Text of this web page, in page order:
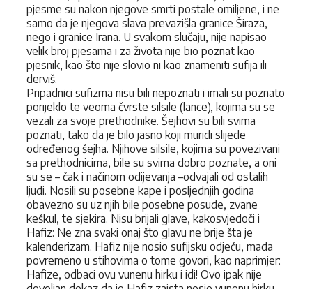
pjesme su nakon njegove smrti postale omiljene, i ne
samo da je njegova slava prevazišla granice Širaza,
nego i granice Irana. U svakom slučaju, nije napisao
velik broj pjesama i za života nije bio poznat kao
pjesnik, kao što nije slovio ni kao znameniti sufija ili
derviš.
Pripadnici sufizma nisu bili nepoznati i imali su poznato
porijeklo te veoma čvrste silsile (lance), kojima su se
vezali za svoje prethodnike. Šejhovi su bili svima
poznati, tako da je bilo jasno koji muridi slijede
određenog šejha. Njihove silsile, kojima su povezivani
sa prethodnicima, bile su svima dobro poznate, a oni
su se – čak i načinom odijevanja –odvajali od ostalih
ljudi. Nosili su posebne kape i posljednjih godina
obavezno su uz njih bile posebne posude, zvane
keškul, te sjekira. Nisu brijali glave, kakosvjedoči i
Hafiz: Ne zna svaki onaj što glavu ne brije šta je
kalenderizam. Hafiz nije nosio sufijsku odjeću, mada
povremeno u stihovima o tome govori, kao naprimjer:
Hafize, odbaci ovu vunenu hirku i idi! Ovo ipak nije